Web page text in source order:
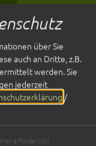
über Sie
auch an Dritte, z.B.
werden. Sie
jederzeit
/
erforderlich)